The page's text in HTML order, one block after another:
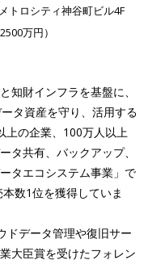
トロシティ神谷町ビル4F
万円）
知財インフラを基盤に、
タ資産を守り、活用する
上の企業、100万人以上
タ共有、バックアップ、
タエコシステム事業」で
数1位を獲得していま
ドデータ管理や復旧サー
大臣賞を受けたフォレン